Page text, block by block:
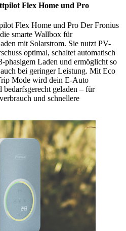
Flex Home und Pro
Flex Home und Pro Der Fronius
smarte Wallbox für
mit Solarstrom. Sie nutzt PV-
optimal, schaltet automatisch
phasigem Laden und ermöglicht so
bei geringer Leistung. Mit Eco
Mode wird dein E-Auto
bedarfsgerecht geladen – für
und schnellere